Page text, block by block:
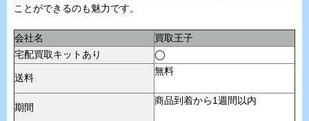
ことができるのも魅力です。
会社名
買取王子
宅配買取キットあり
◯
送料
無料
期間
商品到着から1週間以内